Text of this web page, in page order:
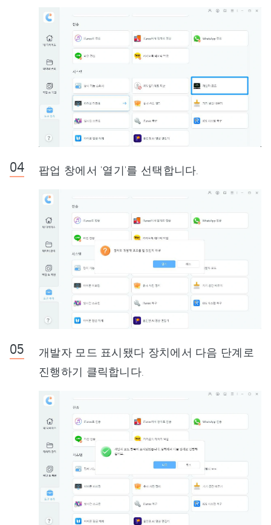
팝업 창에서 '열기'를 선택합니다.
개발자 모드 표시됐다 장치에서 다음 단계로
진행하기 클릭합니다.